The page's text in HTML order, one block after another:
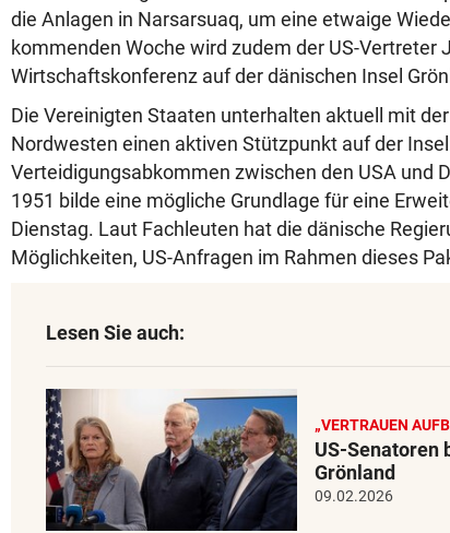
die Anlagen in Narsarsuaq, um eine etwaige
kommenden Woche wird zudem der US-Vertreter
Wirtschaftskonferenz auf der dänischen Insel
Die Vereinigten Staaten unterhalten aktuell mit
Nordwesten einen aktiven Stützpunkt auf der
Verteidigungsabkommen zwischen den USA und
1951 bilde eine mögliche Grundlage für eine
Dienstag. Laut Fachleuten hat die dänische
Möglichkeiten, US-Anfragen im Rahmen dieses
Lesen Sie auch:
„VERTRAUEN
US-Senatoren
Grönland
09.02.2026